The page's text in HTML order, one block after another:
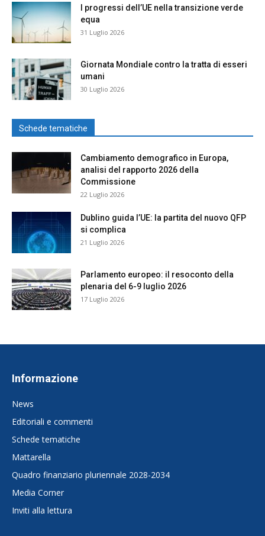
I progressi dell’UE nella transizione verde
equa
31 Luglio 2026
Giornata Mondiale contro la tratta di esseri
umani
30 Luglio 2026
Schede tematiche
Cambiamento demografico in Europa,
analisi del rapporto 2026 della
Commissione
22 Luglio 2026
Dublino guida l’UE: la partita del nuovo QFP
si complica
21 Luglio 2026
Parlamento europeo: il resoconto della
plenaria del 6-9 luglio 2026
17 Luglio 2026
Informazione
News
Editoriali e commenti
Schede tematiche
Mattarella
Quadro finanziario pluriennale 2028-2034
Media Corner
Inviti alla lettura